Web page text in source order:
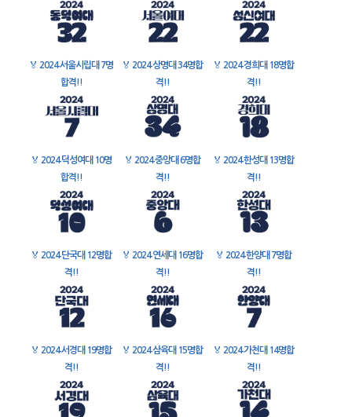
🏅 2024 서울시립대 7명
합격!!
🏅 2024 상명대 34명합
격!!
🏅 2024 경희대 18명합
격!!
🏅 2024 덕성여대 10명
합격!!
🏅 2024 중앙대 6명합
격!!
🏅 2024 한성대 13명합
격!!
🏅 2024 단국대 12명합
격!!
🏅 2024 연세대 16명합
격!!
🏅 2024 한양대 7명합
격!!
🏅 2024 서경대 19명합
격!!
🏅 2024 삼육대 15명합
격!!
🏅 2024 가천대 14명합
격!!